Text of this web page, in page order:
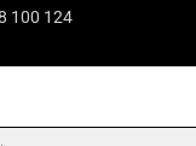
100 124